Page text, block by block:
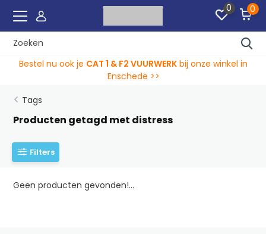
0 0
Bestel nu ook je CAT 1 & F2 VUURWERK bij onze winkel in
Enschede >>
Tags
Producten getagd met distress
Filters
Geen producten gevonden!...